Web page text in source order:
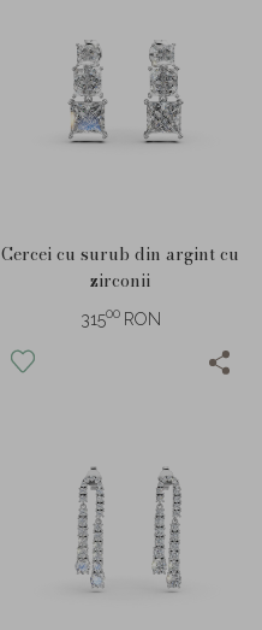
Cercei cu surub din argint cu
zirconii
31500 RON